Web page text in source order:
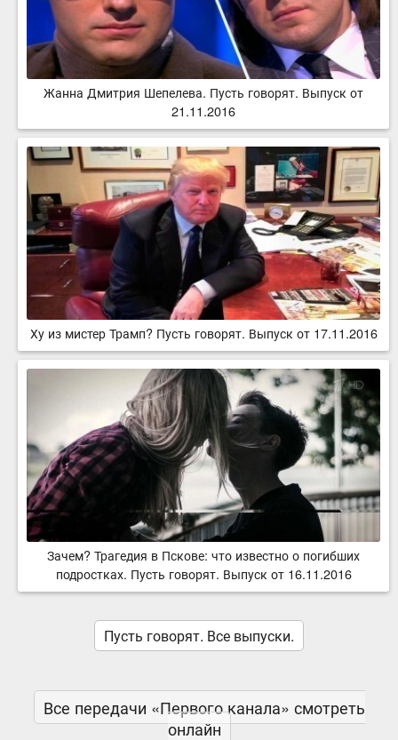
Жанна Дмитрия Шепелева. Пусть говорят. Выпуск от
21.11.2016
Ху из мистер Трамп? Пусть говорят. Выпуск от 17.11.2016
Зачем? Трагедия в Пскове: что известно о погибших
подростках. Пусть говорят. Выпуск от 16.11.2016
Пусть говорят. Все выпуски.
Все передачи «Первого канала» смотреть
онлайн